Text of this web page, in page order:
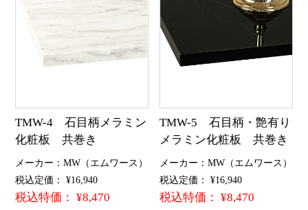
TMW-4 石目柄メラミン
化粧板 共巻き
メーカー：MW（エムワース）
税込定価： ¥16,940
税込特価： ¥8,470
TMW-5 石目柄・艶有り
メラミン化粧板 共巻き
メーカー：MW（エムワース）
税込定価： ¥16,940
税込特価： ¥8,470